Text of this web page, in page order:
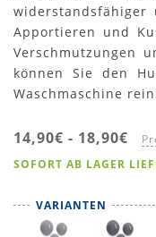
Apportieren und
Verschmutzungen
können Sie den
Waschmaschine
14,90€ - 18,90€
SOFORT AB LAGER
VARIANTEN